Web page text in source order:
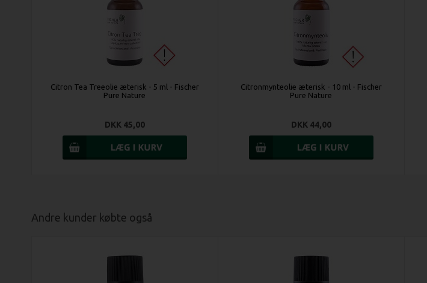
Citron Tea Treeolie æterisk - 5 ml - Fischer
Pure Nature
DKK 45,00
Citronmynteolie æterisk - 10 ml - Fischer
Pure Nature
DKK 44,00
Andre kunder købte også